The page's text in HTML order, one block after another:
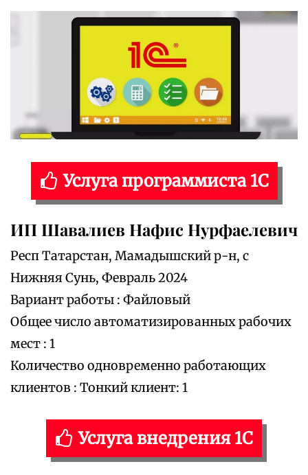
Услуга программиста 1С
ИП Шавалиев Нафис Нурфаелевич
Респ Татарстан, Мамадышский р-н, с
Нижняя Сунь, Февраль 2024
Вариант работы : Файловый
Общее число автоматизированных рабочих
мест : 1
Количество одновременно работающих
клиентов : Тонкий клиент: 1
Услуга внедрения 1С